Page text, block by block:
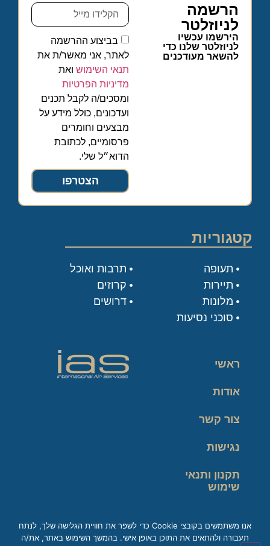
הרשמה
לניוזלטר
הירשמו עכשיו
לניוזלטר שלנו כדי
להשאר מעודכנים
בביצוע ההרשמה
לאתר, אני מאשר/ת את
תנאי השימוש ואת
מדיניות הפרטיות
ומסכים/ה לקבל תכנים
ועדכונים, כולל מידע על
מבצעים וחומרים
פרסומיים, לכתובת
הדוא״ל שלי.
הצטרפו
קטגוריות
תעופה
תיירות
מלונות
סוכני נסיעות
תרבות ואוכל
קרוזים
דרושים
ראשי
אודות
צור קשר
נגישות
תקנון ותנאי
שימוש
זכות עיון במידע
אנו משתמשים בקובצי Cookie כדי לשפר את חוויית הגלישה שלך, לנתח
תעבורה ולהתאים את התוכן באופן אישי. בהמשך השימוש באתר, את/ה